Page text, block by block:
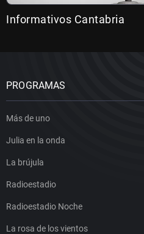
Informativos Cantabria
PROGRAMAS
Más de uno
Julia en la onda
La brújula
Radioestadio
Radioestadio Noche
La rosa de los vientos